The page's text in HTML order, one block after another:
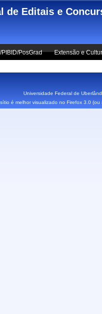
de Editais e
PosGrad Extensão e
Universidade Federal de
é melhor visualizado no Firefox 3.0